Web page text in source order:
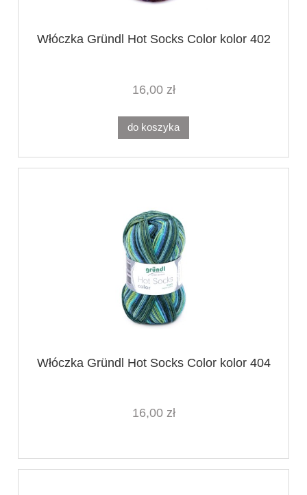
Włóczka Gründl Hot Socks Color kolor 402
16,00 zł
do koszyka
Włóczka Gründl Hot Socks Color kolor 404
16,00 zł